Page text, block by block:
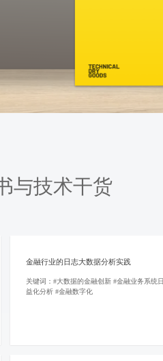
与技术干货
金融行业的日志大数据分析实践
关键词：#大数据的金融创新 #金融业务系统
益化分析 #金融数字化